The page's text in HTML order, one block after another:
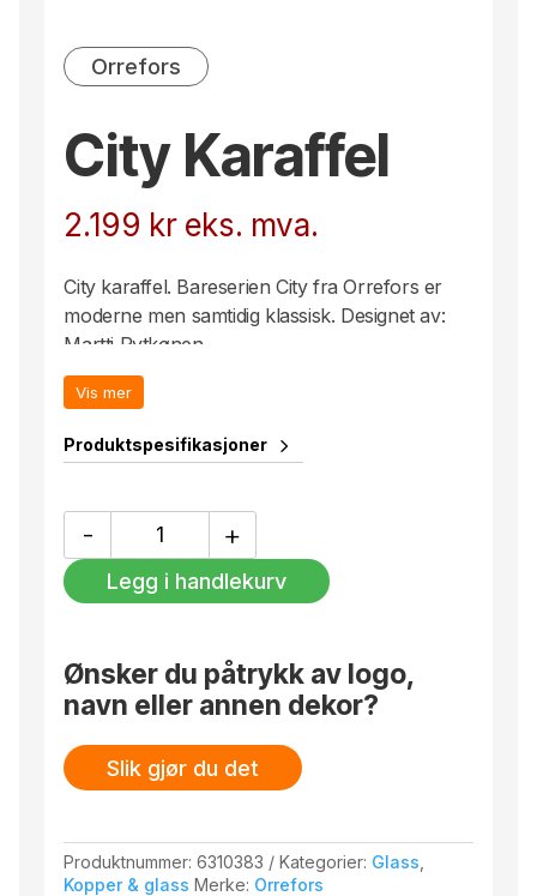
Orrefors
City Karaffel
2.199 kr eks. mva.
City karaffel. Bareserien City fra Orrefors er
moderne men samtidig klassisk. Designet av:
Martti Rytkønen.
Vis mer
Produktspesifikasjoner
-
Karaffel
antall
+
Legg i handlekurv
Ønsker du påtrykk av logo,
navn eller annen dekor?
Slik gjør du det
Produktnummer:6310383 Kategorier: Glass
Kopper & glass Merke: Orrefors